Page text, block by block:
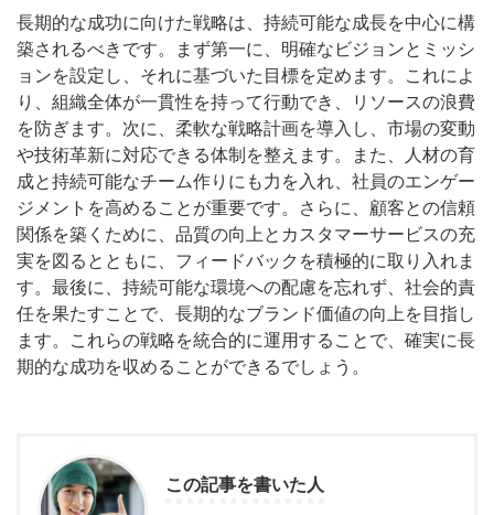
長期的な成功に向けた戦略は、持続可能な成長を中心に構
築されるべきです。まず第一に、明確なビジョンとミッシ
ョンを設定し、それに基づいた目標を定めます。これによ
り、組織全体が一貫性を持って行動でき、リソースの浪費
を防ぎます。次に、柔軟な戦略計画を導入し、市場の変動
や技術革新に対応できる体制を整えます。また、人材の育
成と持続可能なチーム作りにも力を入れ、社員のエンゲー
ジメントを高めることが重要です。さらに、顧客との信頼
関係を築くために、品質の向上とカスタマーサービスの充
実を図るとともに、フィードバックを積極的に取り入れま
す。最後に、持続可能な環境への配慮を忘れず、社会的責
任を果たすことで、長期的なブランド価値の向上を目指し
ます。これらの戦略を統合的に運用することで、確実に長
期的な成功を収めることができるでしょう。
この記事を書いた人